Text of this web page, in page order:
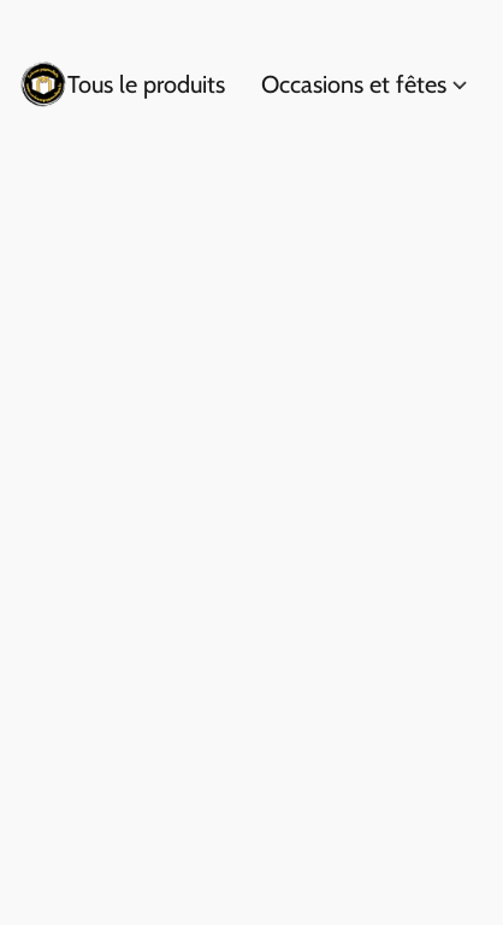
Tous le produits Occasions et fêtes